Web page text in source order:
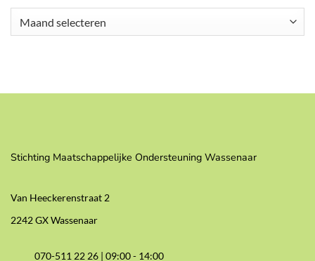
Stichting Maatschappelijke Ondersteuning Wassenaar
Van Heeckerenstraat 2
2242 GX Wassenaar
070-511 22 26 |09:00 - 14:00